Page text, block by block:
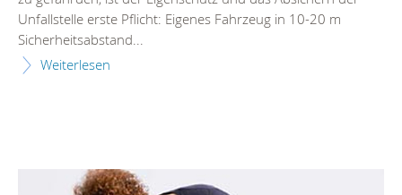
Unfallstelle erste Pflicht: Eigenes Fahrzeug in 10-20 m
Sicherheitsabstand...
Weiterlesen